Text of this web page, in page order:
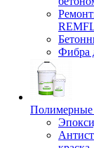
Фибра
Полимерные